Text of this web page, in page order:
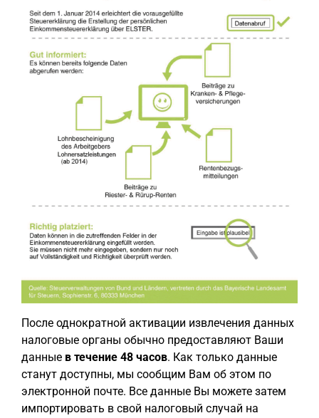
После однократной активации извлечения данных
налоговые органы обычно предоставляют Ваши
данные в течение 48 часов. Как только данные
станут доступны, мы сообщим Вам об этом по
электронной почте. Все данные Вы можете затем
импортировать в свой налоговый случай на